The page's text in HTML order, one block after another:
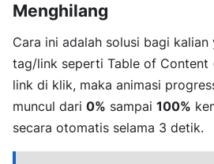
Menghilang
Cara ini adalah solusi bagi
tag/link seperti Table of Content
link di klik, maka animasi
muncul dari 0% sampai 100%
secara otomatis selama 3 detik.